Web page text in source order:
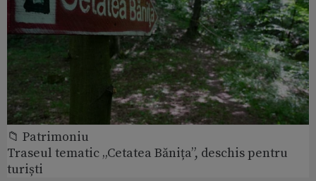
📁 Patrimoniu
Traseul tematic „Cetatea Bănița”, deschis pentru
turiști